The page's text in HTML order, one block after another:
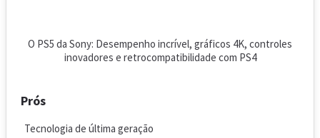
O PS5 da Sony: Desempenho incrível, gráficos 4K, controles
inovadores e retrocompatibilidade com PS4
Prós
Tecnologia de última geração